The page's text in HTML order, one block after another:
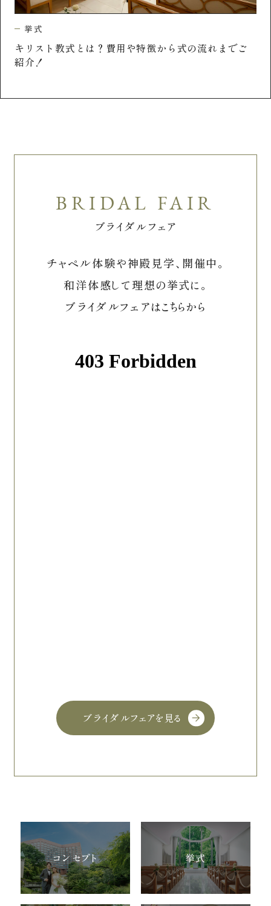
挙式
人前式とは？挙式の流れと特徴について
ブライダルフェア
チャペル体験や神殿見学、開催中。
和洋体感して理想の挙式に。
ブライダルフェアはこちらから
ブライダルフェアを見る
コンセプト 挙式